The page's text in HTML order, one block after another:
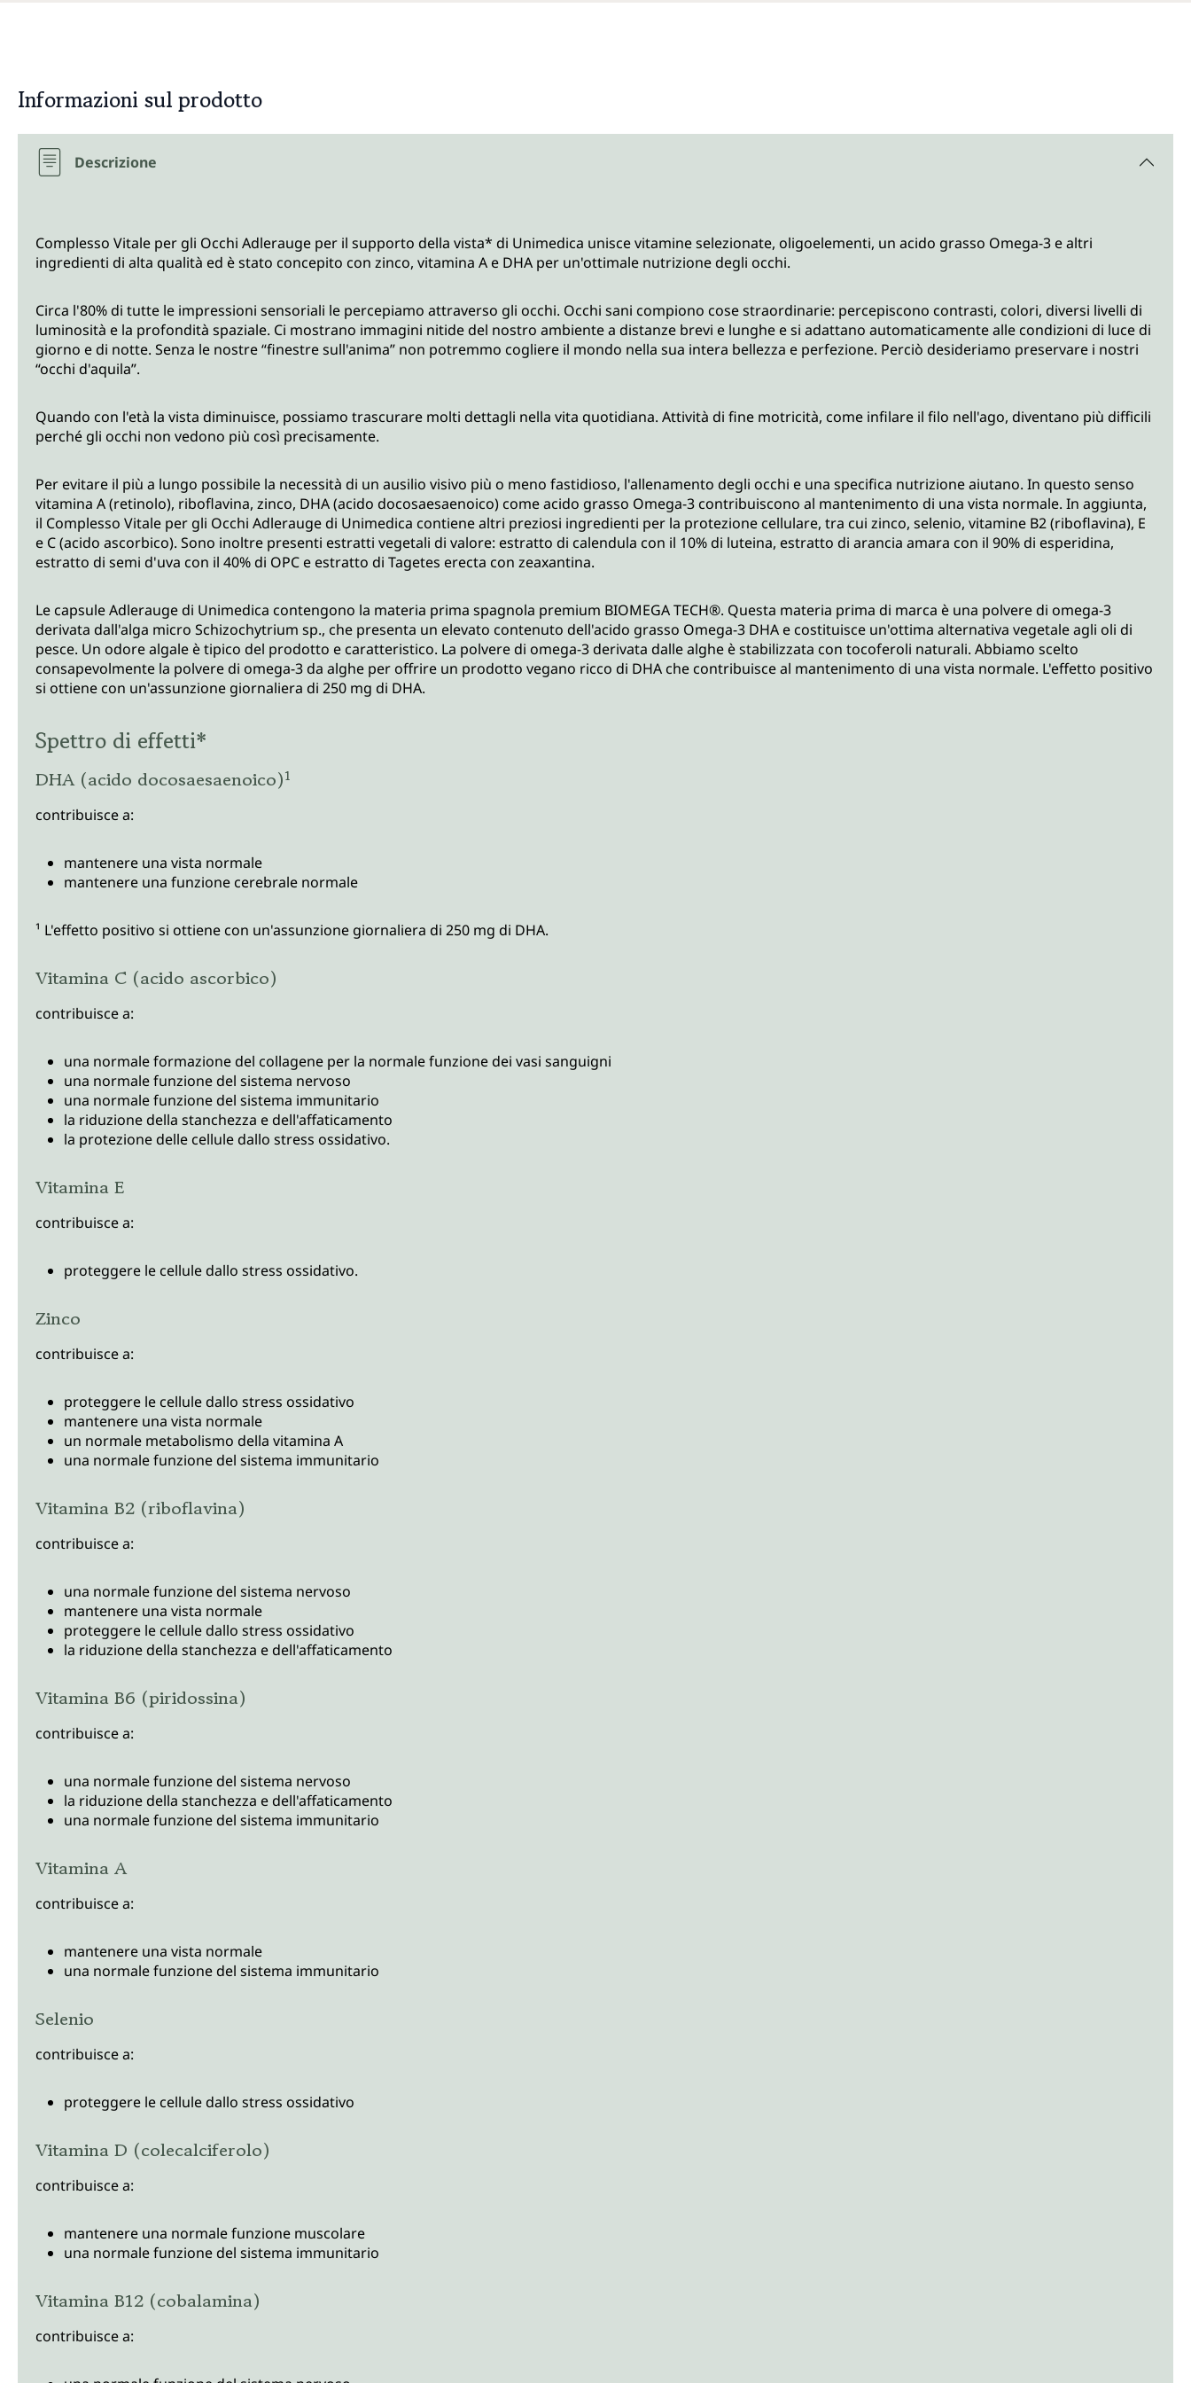
Informazioni sul prodotto
Descrizione
Complesso Vitale per gli Occhi Adlerauge per il supporto della vista* di Unimedica unisce vitamine selezionate, oligoelementi, un acido grasso Omega-3 e altri
ingredienti di alta qualità ed è stato concepito con zinco, vitamina A e DHA per un'ottimale nutrizione degli occhi.
Circa l'80% di tutte le impressioni sensoriali le percepiamo attraverso gli occhi. Occhi sani compiono cose straordinarie: percepiscono contrasti, colori, diversi livelli di
luminosità e la profondità spaziale. Ci mostrano immagini nitide del nostro ambiente a distanze brevi e lunghe e si adattano automaticamente alle condizioni di luce di
giorno e di notte. Senza le nostre “finestre sull'anima” non potremmo cogliere il mondo nella sua intera bellezza e perfezione. Perciò desideriamo preservare i nostri
“occhi d'aquila”.
Quando con l'età la vista diminuisce, possiamo trascurare molti dettagli nella vita quotidiana. Attività di fine motricità, come infilare il filo nell'ago, diventano più difficili
perché gli occhi non vedono più così precisamente.
Per evitare il più a lungo possibile la necessità di un ausilio visivo più o meno fastidioso, l'allenamento degli occhi e una specifica nutrizione aiutano. In questo senso
vitamina A (retinolo), riboflavina, zinco, DHA (acido docosaesaenoico) come acido grasso Omega-3 contribuiscono al mantenimento di una vista normale. In aggiunta,
il Complesso Vitale per gli Occhi Adlerauge di Unimedica contiene altri preziosi ingredienti per la protezione cellulare, tra cui zinco, selenio, vitamine B2 (riboflavina), E
e C (acido ascorbico). Sono inoltre presenti estratti vegetali di valore: estratto di calendula con il 10% di luteina, estratto di arancia amara con il 90% di esperidina,
estratto di semi d'uva con il 40% di OPC e estratto di Tagetes erecta con zeaxantina.
Le capsule Adlerauge di Unimedica contengono la materia prima spagnola premium BIOMEGA TECH®. Questa materia prima di marca è una polvere di omega-3
derivata dall'alga micro Schizochytrium sp., che presenta un elevato contenuto dell'acido grasso Omega-3 DHA e costituisce un'ottima alternativa vegetale agli oli di
pesce. Un odore algale è tipico del prodotto e caratteristico. La polvere di omega-3 derivata dalle alghe è stabilizzata con tocoferoli naturali. Abbiamo scelto
consapevolmente la polvere di omega-3 da alghe per offrire un prodotto vegano ricco di DHA che contribuisce al mantenimento di una vista normale. L'effetto positivo
si ottiene con un'assunzione giornaliera di 250 mg di DHA.
Spettro di effetti*
DHA (acido docosaesaenoico)¹
contribuisce a:
mantenere una vista normale
mantenere una funzione cerebrale normale
¹ L'effetto positivo si ottiene con un'assunzione giornaliera di 250 mg di DHA.
Vitamina C (acido ascorbico)
contribuisce a:
una normale formazione del collagene per la normale funzione dei vasi sanguigni
una normale funzione del sistema nervoso
una normale funzione del sistema immunitario
la riduzione della stanchezza e dell'affaticamento
la protezione delle cellule dallo stress ossidativo.
Vitamina E
contribuisce a:
proteggere le cellule dallo stress ossidativo.
Zinco
contribuisce a:
proteggere le cellule dallo stress ossidativo
mantenere una vista normale
un normale metabolismo della vitamina A
una normale funzione del sistema immunitario
Vitamina B2 (riboflavina)
contribuisce a:
una normale funzione del sistema nervoso
mantenere una vista normale
proteggere le cellule dallo stress ossidativo
la riduzione della stanchezza e dell'affaticamento
Vitamina B6 (piridossina)
contribuisce a:
una normale funzione del sistema nervoso
la riduzione della stanchezza e dell'affaticamento
una normale funzione del sistema immunitario
Vitamina A
contribuisce a:
mantenere una vista normale
una normale funzione del sistema immunitario
Selenio
contribuisce a:
proteggere le cellule dallo stress ossidativo
Vitamina D (colecalciferolo)
contribuisce a:
mantenere una normale funzione muscolare
una normale funzione del sistema immunitario
Vitamina B12 (cobalamina)
contribuisce a: